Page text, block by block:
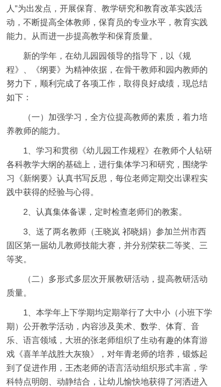
人”为出发点，开展保育、教学研究和教育改革实践活
动，不断提高全体教师，保育员的专业水平，教育实践
能力。从而进一步提高教学和保育质量。
新的学年，在幼儿园园领导的指导下，以《规
程》、《纲要》为精神依据，在骨干教师和园内教师的
努力下，顺利完成了各项工作，取得良好成绩，现总结
如下：
（一）加强学习，全方位提高教师的素质，着力培
养教师的能力。
1、学习和贯彻《幼儿园工作规程》在教师个人钻研
各科教学大纲的基础上，进行集体学习和研究，围绕学
习《新纲要》认真书写反思，每位老师定期交出课程实
践中获得的经验与心得。
2、认真集体备课，定时检查老师们的教案。
3、送了两名教师（王晓岚 祁晓娟）参加兰州市西
固区第一届幼儿教师技能大赛，并分别荣获二等奖、三
等奖。
（二）多形式多层次开展教研活动，提高教研活动
质量。
1、本学年上下学期均定期举行了大中小（小班下学
期）公开教学活动，内容涉及美术、数学、体育、音
乐、语言领域，大班的张老师组织了生动有趣的体育游
戏《喜羊羊战胜大灰狼》，对年青老师的培养，锻炼起
到了促进作用，王杰老师的语言活动组织形式丰富，学
科特点明朗、动静结合，让幼儿愉快地获得了河洒进入